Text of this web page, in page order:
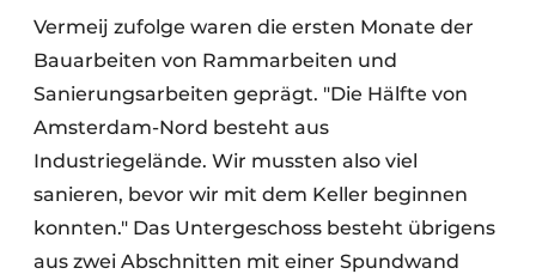
Vermeij zufolge waren die ersten Monate der
Bauarbeiten von Rammarbeiten und
Sanierungsarbeiten geprägt. "Die Hälfte von
Amsterdam-Nord besteht aus
Industriegelände. Wir mussten also viel
sanieren, bevor wir mit dem Keller beginnen
konnten." Das Untergeschoss besteht übrigens
aus zwei Abschnitten mit einer Spundwand